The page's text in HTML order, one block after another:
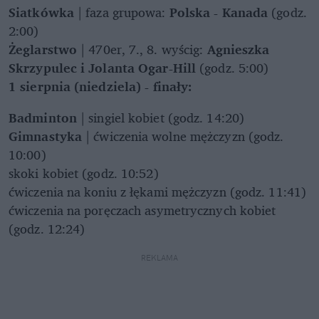
Siatkówka| faza grupowa: Polska - Kanada (godz.
2:00)
Żeglarstwo | 470er, 7., 8. wyścig: Agnieszka
Skrzypulec i Jolanta Ogar-Hill (godz. 5:00)
1 sierpnia (niedziela) - finały:
Badminton| singiel kobiet (godz. 14:20)
Gimnastyka | ćwiczenia wolne mężczyzn (godz.
10:00)
skoki kobiet (godz. 10:52)
ćwiczenia na koniu z łękami mężczyzn (godz. 11:41)
ćwiczenia na poręczach asymetrycznych kobiet
(godz. 12:24)
REKLAMA